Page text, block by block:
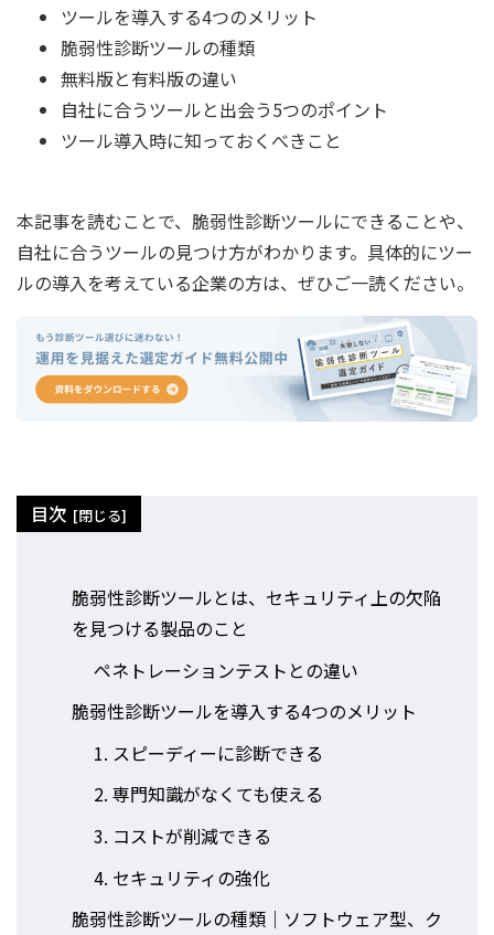
ツールを導入する4つのメリット
脆弱性診断ツールの種類
無料版と有料版の違い
自社に合うツールと出会う5つのポイント
ツール導入時に知っておくべきこと
本記事を読むことで、脆弱性診断ツールにできることや、
自社に合うツールの見つけ方がわかります。具体的にツー
ルの導入を考えている企業の方は、ぜひご一読ください。
目次
脆弱性診断ツールとは、セキュリティ上の欠陥
を見つける製品のこと
ペネトレーションテストとの違い
脆弱性診断ツールを導入する4つのメリット
1. スピーディーに診断できる
2. 専門知識がなくても使える
3. コストが削減できる
4. セキュリティの強化
脆弱性診断ツールの種類｜ソフトウェア型、ク